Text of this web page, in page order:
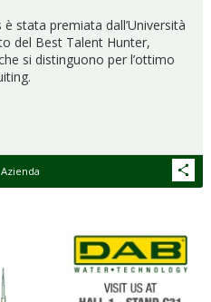
stata premiata dall’Università
del Best Talent Hunter,
si distinguono per l’ottimo
Azienda